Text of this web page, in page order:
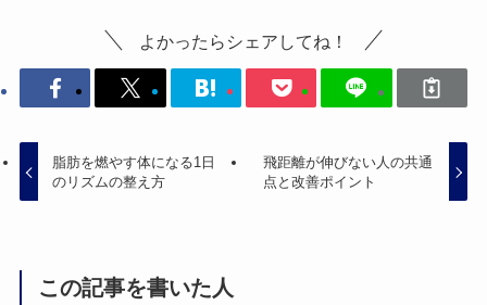
よかったらシェアしてね！
脂肪を燃やす体になる1日
のリズムの整え方
飛距離が伸びない人の共通
点と改善ポイント
この記事を書いた人